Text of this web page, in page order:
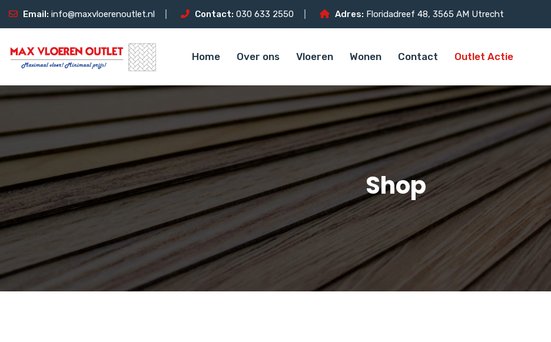
Email: info@maxvloerenoutlet.nl Contact: 030 633 2550 Adres: Floridadreef 48, 3565 AM Utrecht
Home Over ons Vloeren Wonen Contact Outlet Actie
Shop